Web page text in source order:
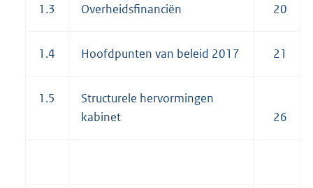
1.3 Overheidsfinanciën 20
1.4 Hoofdpunten van beleid 2017 21
1.5
Structurele hervormingen
kabinet
26